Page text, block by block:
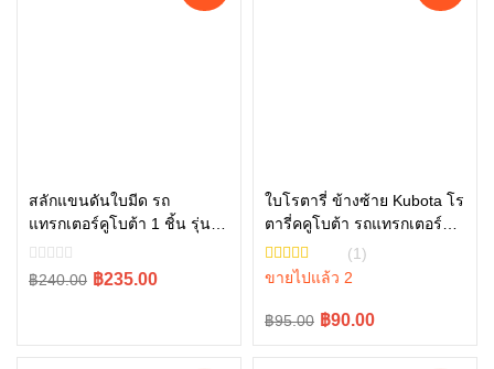
สลักแขนดันใบมีด รถ
แทรกเตอร์คูโบต้า 1 ชิ้น รุ่น
L4708, L5018 , W9558-
52102
฿240.00
Original ฿235.00
Current
หยิบใส่ตะกร้า
ใบโรตารี่ ข้างซ้าย Kubota โร
ตารี่คคูโบต้า รถแทรกเตอร์คู
โบต้า รุ่น L3608 L4018
W9516-54163
(1)
ขายไปแล้ว 2
฿95.00
Original฿90.00
Current
หยิบใส่ตะกร้า